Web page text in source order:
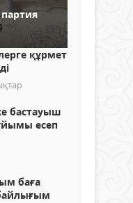
құрмет
бастауыш
есеп
баға